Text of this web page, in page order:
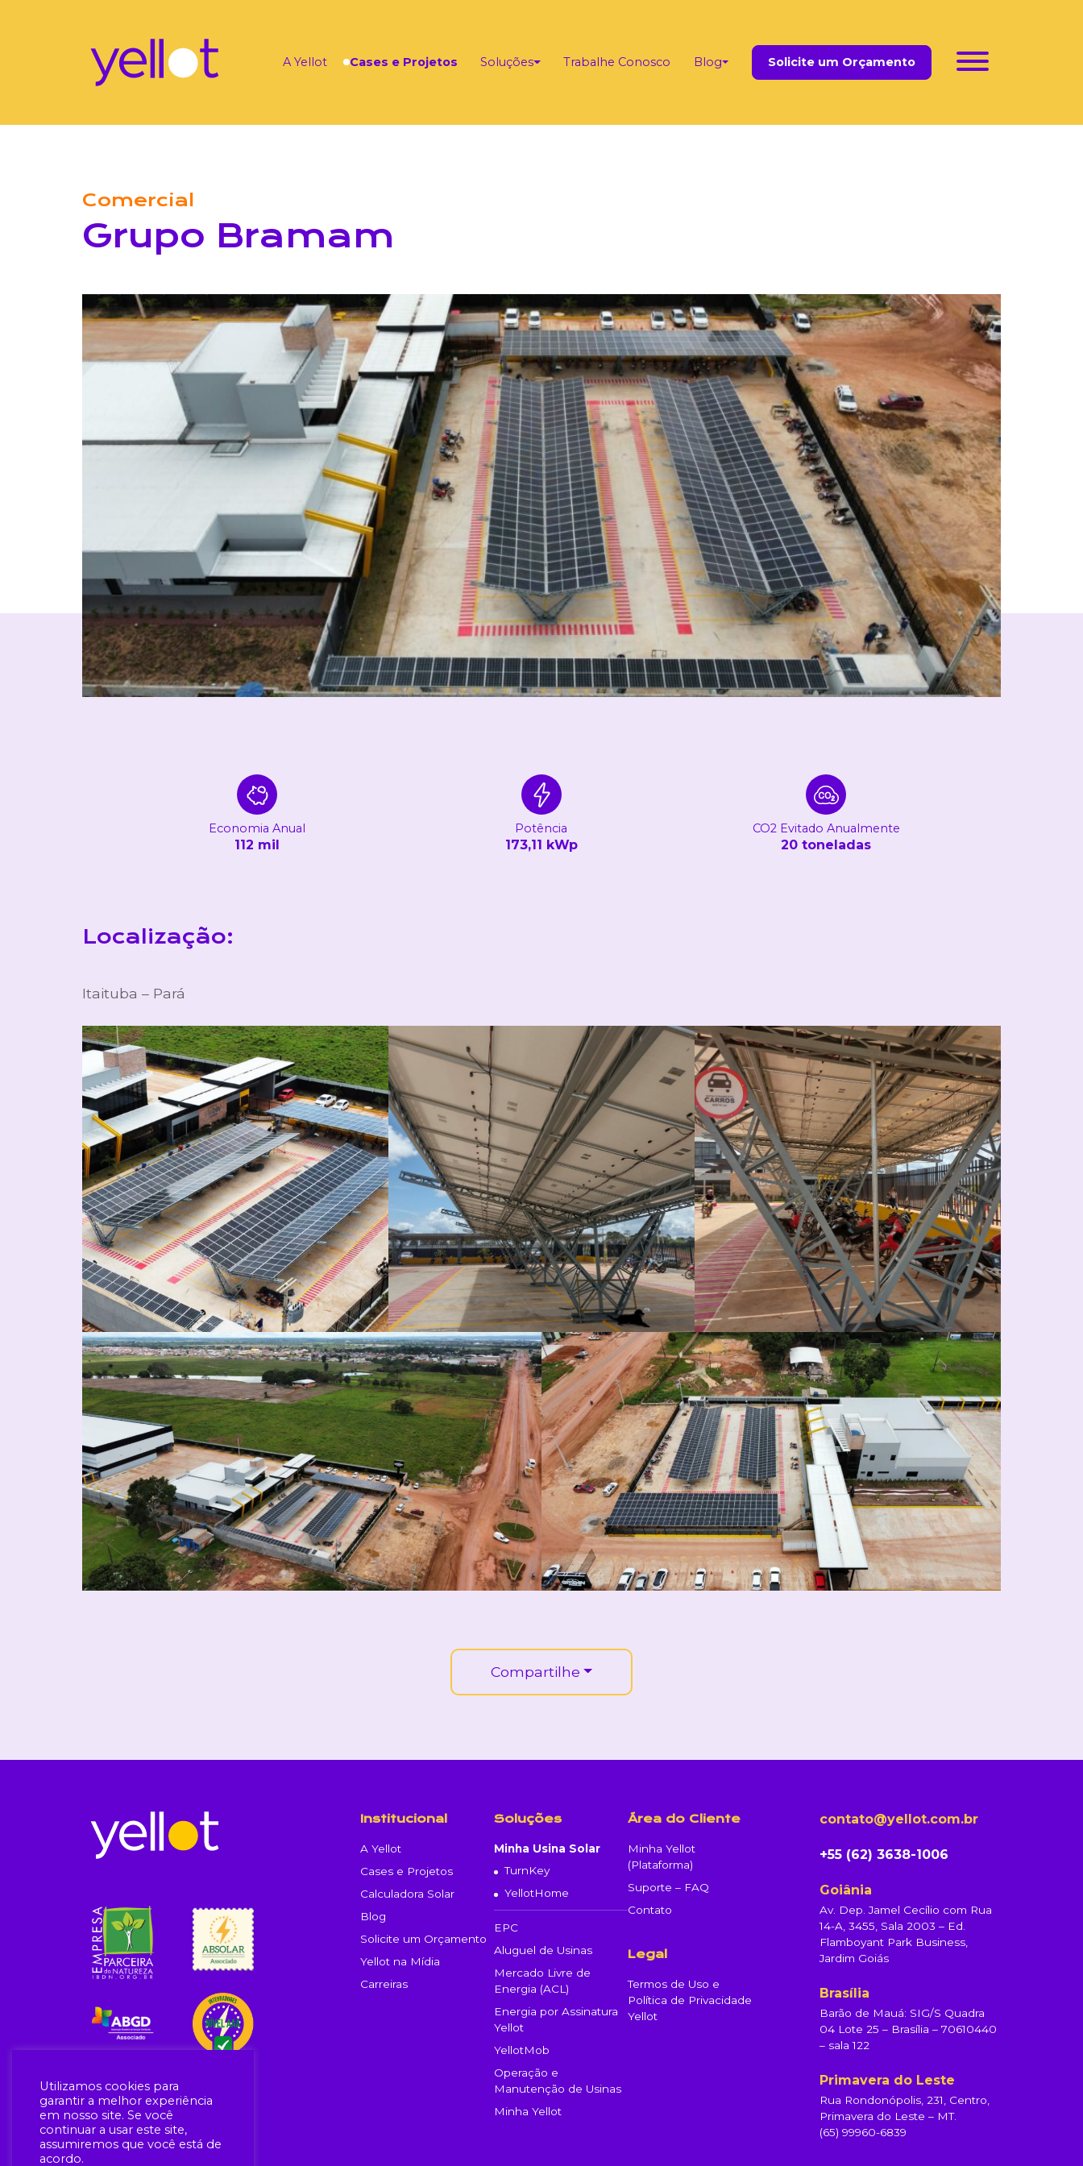
A Yellot Cases e Projetos Soluções Trabalhe Conosco Blog Solicite um Orçamento
Comercial
Grupo Bramam
Localização: Itaituba – Pará
Economia Anual
112 mil
Potência
173,11 kWp
CO2 Evitado Anualmente
20 toneladas
Localização:
Itaituba – Pará
Compartilhe
Institucional
A Yellot
Cases e Projetos
Calculadora Solar
Blog
Solicite um Orçamento
Yellot na Mídia
Carreiras
Soluções
Minha Usina Solar
TurnKey
YellotHome
EPC
Aluguel de Usinas
Mercado Livre de
Energia (ACL)
Energia por Assinatura
Yellot
YellotMob
Operação e
Manutenção de Usinas
Minha Yellot
Área do Cliente
Minha Yellot
(Plataforma)
Suporte – FAQ
Contato
Legal
Termos de Uso e
Política de Privacidade
Yellot
contato@yellot.com.br
+55 (62) 3638-1006
Goiânia
Av. Dep. Jamel Cecílio com Rua
14-A, 3455, Sala 2003 – Ed.
Flamboyant Park Business,
Jardim Goiás
Brasília
Barão de Mauá: SIG/S Quadra
04 Lote 25 – Brasília – 70610440
– sala 122
Primavera do Leste
Rua Rondonópolis, 231, Centro,
Primavera do Leste – MT.
(65) 99960-6839
Utilizamos cookies para
garantir a melhor experiência
em nosso site. Se você
continuar a usar este site,
assumiremos que você está de
acordo.